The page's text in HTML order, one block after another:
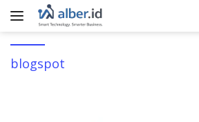
Langsung
blogspot